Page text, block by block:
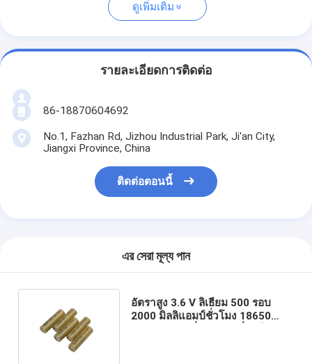
ดูเพิ่มเติม
รายละเอียดการติดต่อ
86-18870604692
No.1, Fazhan Rd, Jizhou Industrial Park, Ji'an City,
Jiangxi Province, China
ติดต่อตอนนี้
এর সেরা মূল্য পান
อัตราสูง 3.6 V ลิเธียม 500 รอบ
2000 มิลลิแอมป์ชั่วโมง 18650